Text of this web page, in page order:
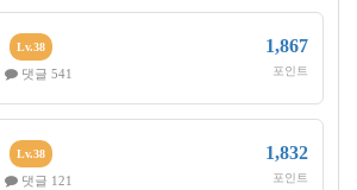
Lv.38
댓글 541
1,867
포인트
Lv.38
댓글 121
1,832
포인트